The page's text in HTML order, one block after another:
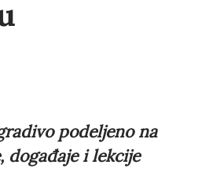
podeljeno na
događaje i lekcije